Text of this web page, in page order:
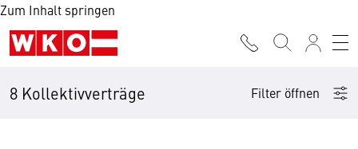
Zum Inhalt springen
8 Kollektivverträge Filter öffnen